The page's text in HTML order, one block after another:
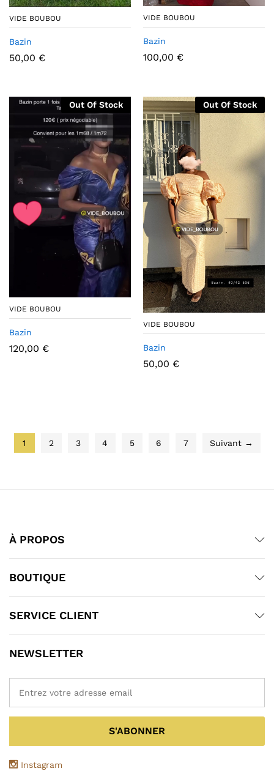
VIDE BOUBOU
Bazin
50,00 €
VIDE BOUBOU
Bazin
100,00 €
Out Of Stock
VIDE BOUBOU
Bazin
120,00 €
Out Of Stock
VIDE BOUBOU
Bazin
50,00 €
1 2 3 4 5 6 7 Suivant →
À PROPOS
BOUTIQUE
SERVICE CLIENT
NEWSLETTER
Instagram